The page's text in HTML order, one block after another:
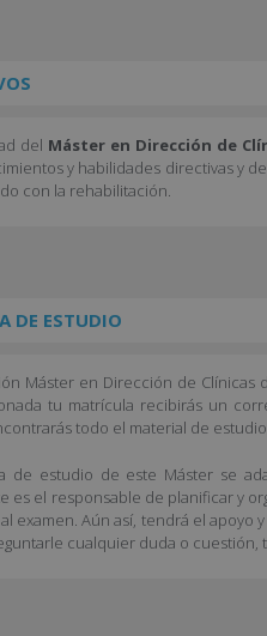
del Máster en Dirección de
y habilidades directivas y
con la rehabilitación.
DE ESTUDIO
Máster en Dirección de
tu matrícula recibirás un
todo el material de
de estudio de este Máster se
es el responsable de planificar y
examen. Aún así, tendrá el
cualquier duda o cuestión,